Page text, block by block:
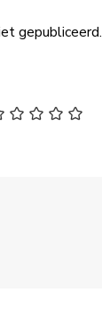
gepubliceerd.